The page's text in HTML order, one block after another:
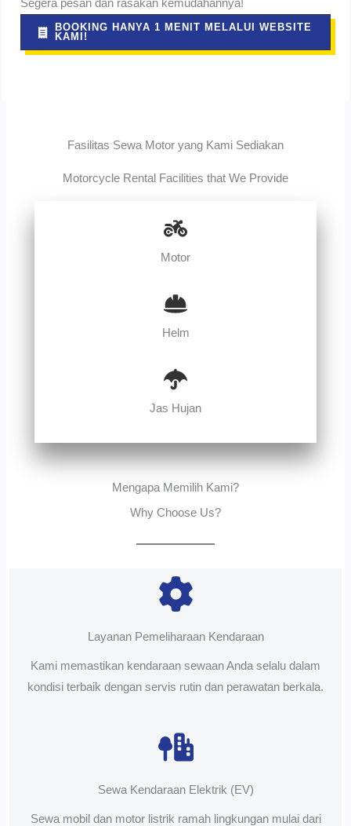
Segera pesan dan rasakan kemudahannya!
BOOKING HANYA 1 MENIT MELALUI WEBSITE
KAMI!
Fasilitas Sewa Motor yang Kami Sediakan
Motorcycle Rental Facilities that We Provide
Motor
Helm
Jas Hujan
Mengapa Memilih Kami?
Why Choose Us?
Layanan Pemeliharaan Kendaraan
Kami memastikan kendaraan sewaan Anda selalu dalam
kondisi terbaik dengan servis rutin dan perawatan berkala.
Sewa Kendaraan Elektrik (EV)
Sewa mobil dan motor listrik ramah lingkungan mulai dari